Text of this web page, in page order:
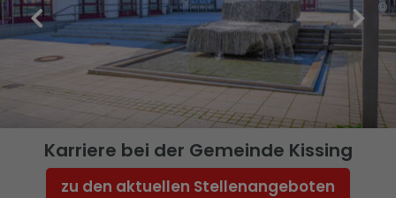
Sport & Freizeit
Kirchen & Friedhof
Ver- & Entsorgung
Planen & Bauen
Umwelt & Energie
Karriere bei der Gemeinde Kissing
zu den aktuellen Stellenangeboten